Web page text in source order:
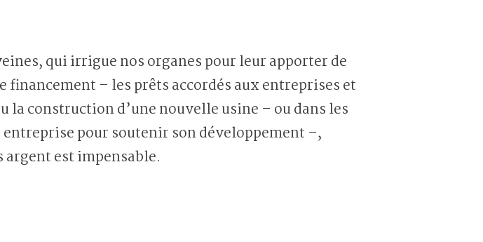
qui irrigue nos organes pour leur apporter de
financement – les prêts accordés aux entreprises et
la construction d’une nouvelle usine – ou dans les
pour soutenir son développement –,
est impensable.